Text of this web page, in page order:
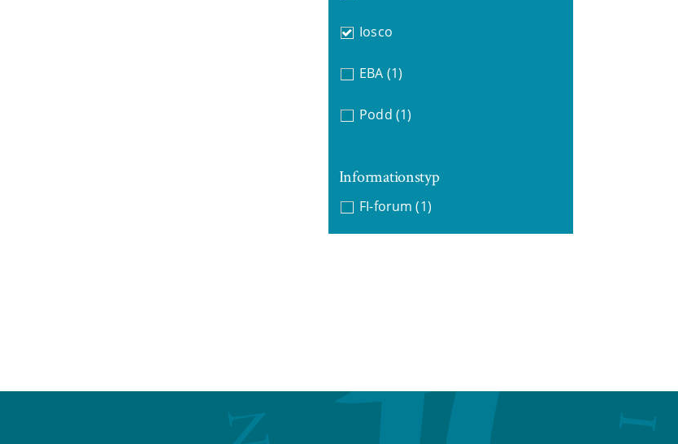
Iosco
EBA (1)
Podd (1)
Informationstyp
FI-forum (1)